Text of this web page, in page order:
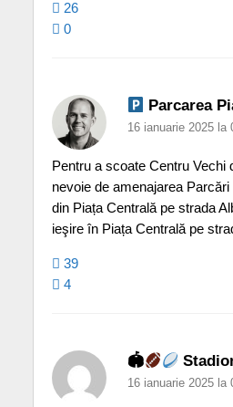
26
0
Parcarea
16 ianuarie 2025 la
Pentru a scoate Centru Vechi
nevoie de amenajarea
din Piața Centrală pe strada
ieşire în Piața Centrală pe
39
4
🏟
16 ianuarie 2025 la